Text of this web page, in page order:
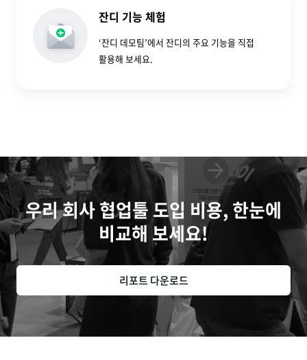
잔디 기능 체험
‘잔디 데모팀’에서 잔디의 주요 기능을 직접
활용해 보세요.
우리 회사 협업툴 도입 비용, 한눈에
비교해 보세요!
리포트 다운로드